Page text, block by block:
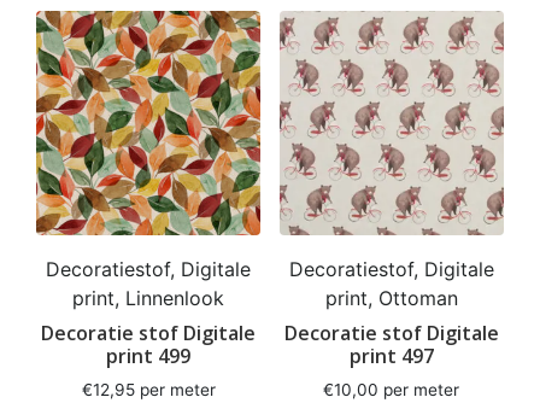
Decoratiestof, Digitale
print, Linnenlook
Decoratie stof Digitale
print 499
€12,95 per meter
Decoratiestof, Digitale
print, Ottoman
Decoratie stof Digitale
print 497
€10,00 per meter